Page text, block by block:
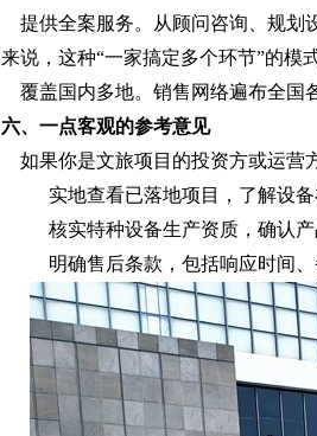
提供全案服务。从顾问咨询、规划
来说，这种“一家搞定多个环节”的模
覆盖国内多地。销售网络遍布全国
六、一点客观的参考意见
如果你是文旅项目的投资方或运营
实地查看已落地项目，了解设
核实特种设备生产资质，确认产
明确售后条款，包括响应时间